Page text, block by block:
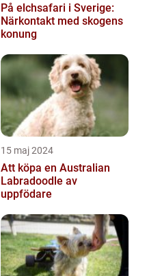
På elchsafari i Sverige:
Närkontakt med skogens
konung
15 maj 2024
Att köpa en Australian
Labradoodle av
uppfödare